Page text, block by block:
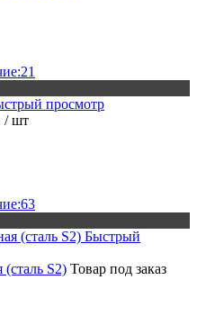
просмотр
/ шт
Быстрый
S2) Товар под заказ